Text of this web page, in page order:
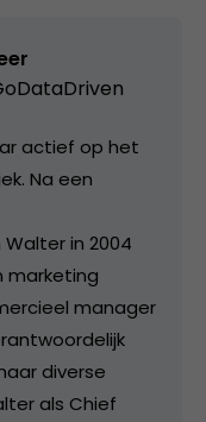
actief op het
Na een
in 2004
marketing
manager
diverse
als Chief